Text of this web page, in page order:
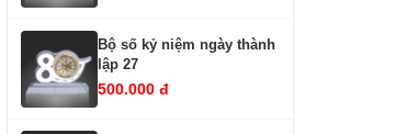
Bộ số kỷ niệm ngày thành
lập 27
500.000 đ